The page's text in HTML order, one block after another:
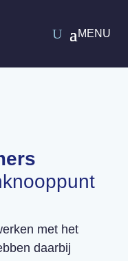
met het
daarbij